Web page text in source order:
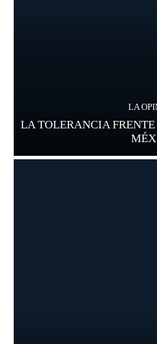
LA
LA TOLERANCIA